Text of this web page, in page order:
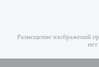
Размещение изображений